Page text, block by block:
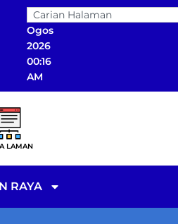
09
Ogos
2026
00:16
AM
LAMAN
RAYA